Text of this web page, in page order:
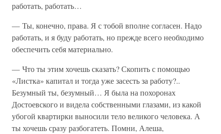
работать, работать…
— Ты, конечно, права. Я с тобой вполне согласен. Надо
работать, и я буду работать, но прежде всего необходимо
обеспечить себя материально.
— Что ты этим хочешь сказать? Скопить с помощью
«Листка» капитал и тогда уже засесть за работу?..
Безумный ты, безумный… Я была на похоронах
Достоевского и видела собственными глазами, из какой
убогой квартирки выносили тело великого человека. А
ты хочешь сразу разбогатеть. Помни, Алеша,